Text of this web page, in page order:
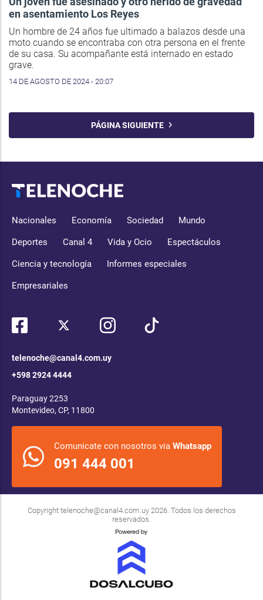
en asentamiento Los Reyes
Un hombre de 24 años fue ultimado a balazos desde una
moto cuando se encontraba con otra persona en el frente
de su casa. Su acompañante está internado en estado
grave.
14 DE AGOSTO DE 2024 - 20:07
PÁGINA SIGUIENTE
Nacionales Economía Sociedad Mundo
Deportes Canal 4 Vida y Ocio Espectáculos
Ciencia y tecnología Informes especiales
Empresariales
telenoche@canal4.com.uy
+598 2924 4444
Paraguay 2253
Montevideo, CP, 11800
Comunicate con nosotros via Whatsapp
091 444 001
Copyright telenoche@canal4.com.uy2026. Todos los derechos
reservados.